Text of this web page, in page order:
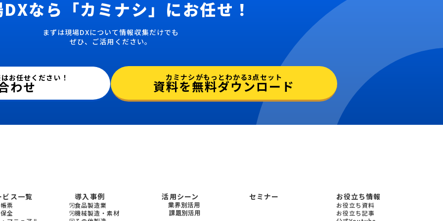
なら 「カミナシ」にお任せ！
まずは現場DXについて情報収集だけでも
ぜひ、ご活用ください。
お任せください！
わせ
カミナシがもっとわかる3点セット
資料を無料ダウンロード
ビス一覧
票
全
導入事例
食品製造業
機械製造・素材
活用シーン
業界別活用
機会製造・素材
課題別活用
セミナー お役立ち情報
お役立ち資料
お役立ち記事